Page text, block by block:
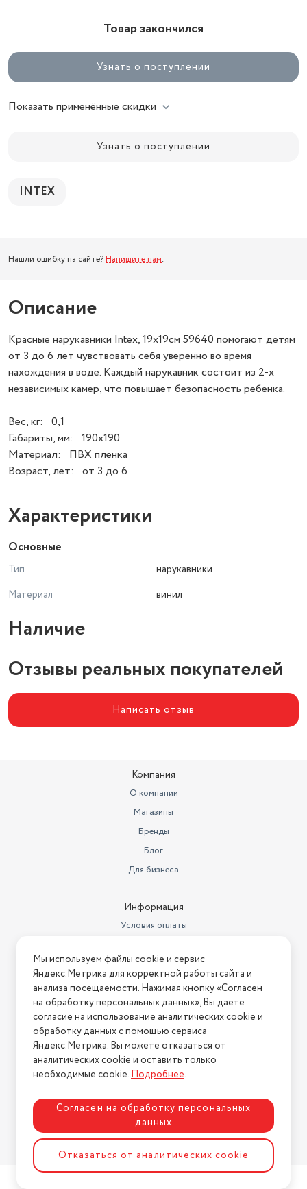
Товар закончился
Узнать о поступлении
Показать применённые скидки
Узнать о поступлении
INTEX
Нашли ошибку на сайте? Напишите нам.
Описание
Красные нарукавники Intex, 19х19см 59640 помогают детям
от 3 до 6 лет чувствовать себя уверенно во время
нахождения в воде. Каждый нарукавник состоит из 2-х
независимых камер, что повышает безопасность ребенка.
Вес, кг: 0,1
Габариты, мм: 190х190
Материал: ПВХ пленка
Возраст, лет: от 3 до 6
Характеристики
Основные
Тип
нарукавники
Материал
винил
Наличие
Отзывы реальных покупателей
Написать отзыв
Компания
О компании
Магазины
Бренды
Блог
Для бизнеса
Информация
Условия оплаты
Условия возврата
Нашли ошибку на сайте? Напишите нам
2026 © Интернет-магазин "АстМаркет". У нас есть всё!
Политика конфиденциальности
Разработка сайтаASTDESIGN
Мы используем файлы cookie и сервис
Яндекс.Метрика для корректной работы сайта и
анализа посещаемости. Нажимая кнопку «Согласен
на обработку персональных данных», Вы даете
согласие на использование аналитических cookie и
обработку данных с помощью сервиса
Яндекс.Метрика. Вы можете отказаться от
аналитических cookie и оставить только
необходимые cookie.Подробнее.
Согласен на обработку персональных
данных
Отказаться от аналитических cookie